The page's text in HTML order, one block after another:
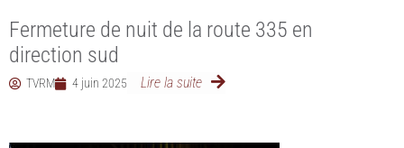
Fermeture de nuit de la route 335 en
direction sud
TVRM 4 juin 2025 Lire la suite